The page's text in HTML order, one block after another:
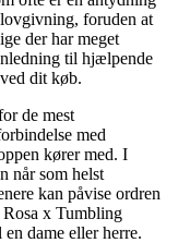
foruden at
der har meget
til hjælpende
dit køb.
de mest
med
kører med. I
når som helst
kan påvise ordren
x Tumbling
dame eller herre.